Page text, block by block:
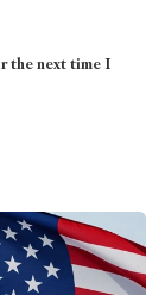
the next time I